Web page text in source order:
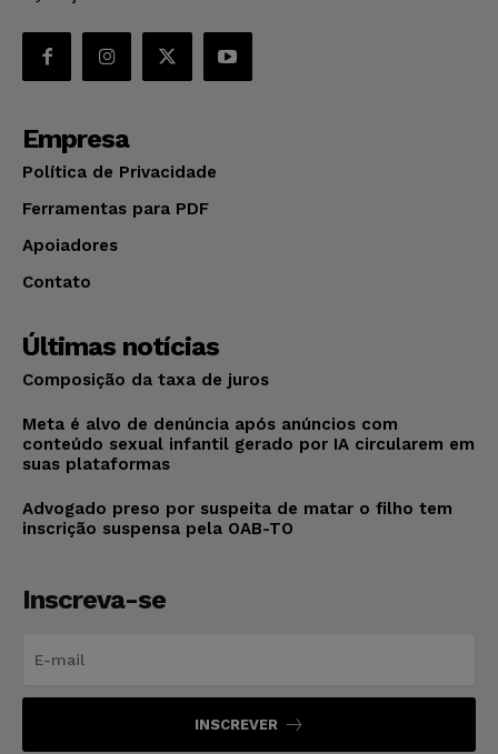
Empresa
Política de Privacidade
Ferramentas para PDF
Apoiadores
Contato
Últimas notícias
Composição da taxa de juros
Meta é alvo de denúncia após anúncios com
conteúdo sexual infantil gerado por IA circularem em
suas plataformas
Advogado preso por suspeita de matar o filho tem
inscrição suspensa pela OAB-TO
Inscreva-se
INSCREVER